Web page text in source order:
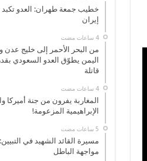
خطيب جمعة طهران: العدو تكبد
إيران
‏4 ساعات مضت
من البحر الأحمر إلى خليج عدن
اليمن يطوّق العدو السعودي
قاتلة
‏4 ساعات مضت
المغاربة يفرون من جنة أميركا
الإبراهيمية المزعومة!
مسيرة القائد الشهيد في
مواجهة الباطل